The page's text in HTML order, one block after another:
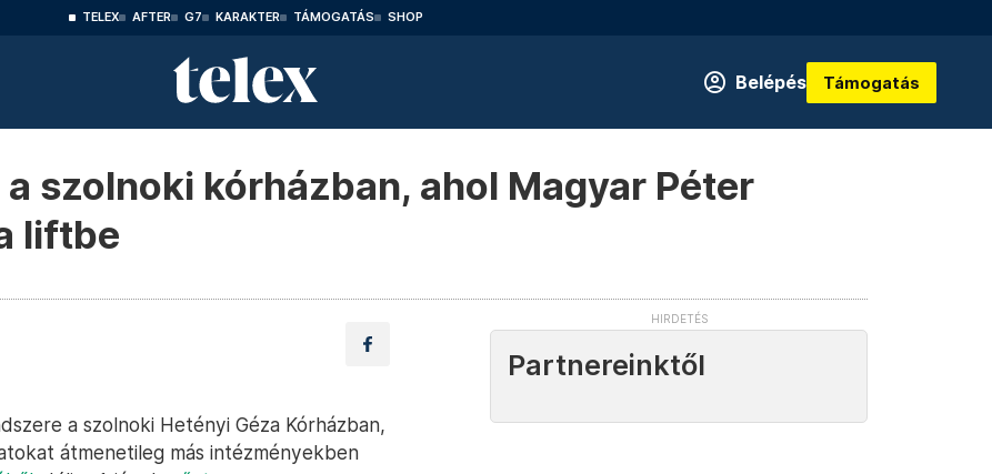
TELEX AFTER G7 KARAKTER TÁMOGATÁS SHOP
Belépés Támogatás
szolnoki kórházban, ahol Magyar Péter
liftbe
a szolnoki Hetényi Géza Kórházban,
átmenetileg más intézményekben
Partnereinktől